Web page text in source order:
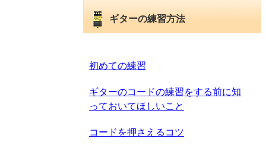
ギターの練習方法
初めての練習
ギターのコードの練習をする前に知
っておいてほしいこと
コードを押さえるコツ